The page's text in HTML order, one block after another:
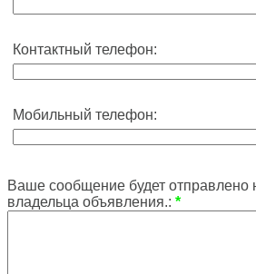
Контактный телефон:
Мобильный телефон:
Ваше сообщение будет отправлено
владельца объявления.: *